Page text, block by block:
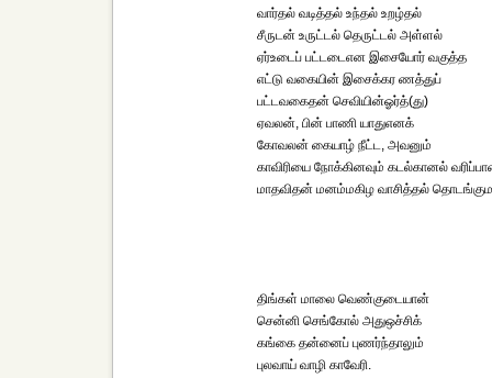
வார்தல் வடித்தல் உந்தல் உறழ்தல்
சீருடன் உருட்டல் தெருட்டல் அள்ளல்
ஏர்உடைப் பட்டடைஎன இசையோர் வகுத்த
எட்டு வகையின் இசைக்கர ணத்துப்
பட்டவகைதன் செவியின்ஓர்த்(து)
ஏவலன், பின் பாணி யாதுஎனக்
கோவலன் கையாழ் நீட்ட, அவனும்
காவிரியை நோக்கினவும் கடல்கானல்
மாதவிதன் மனம்மகிழ வாசித்தல்
திங்கள் மாலை வெண்குடையான்
சென்னி செங்கோல் அதுஒச்சிக்
கங்கை தன்னைப் புணர்ந்தாலும்
புலவாய் வாழி காவேரி.